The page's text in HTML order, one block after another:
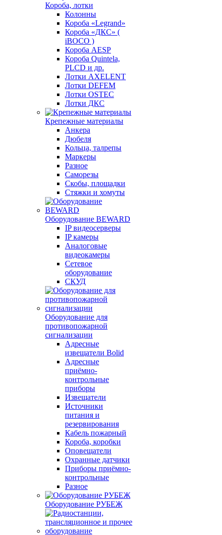
Короба, лотки
Колонны
Короба «Legrand»
Короба «ДКС» (
iBOCO )
Короба AESP
Короба Quintela,
PLCD и др.
Лотки AXELENT
Лотки DEFEM
Лотки OSTEC
Лотки ДКС
Крепежные материалы
Анкера
Дюбеля
Кольца, талрепы
Маркеры
Разное
Саморезы
Скобы, площадки
Стяжки и хомуты
Оборудование BEWARD
IP видеосерверы
IP камеры
Аналоговые
видеокамеры
Сетевое
оборудование
СКУД
Оборудование для
противопожарной
сигнализации
Адресные
извещатели Bolid
Адресные
приёмно-
контрольные
приборы
Извещатели
Источники
питания и
резервирования
Кабель пожарный
Короба, коробки
Оповещатели
Охранные датчики
Приборы приёмно-
контрольные
Разное
Оборудование РУБЕЖ